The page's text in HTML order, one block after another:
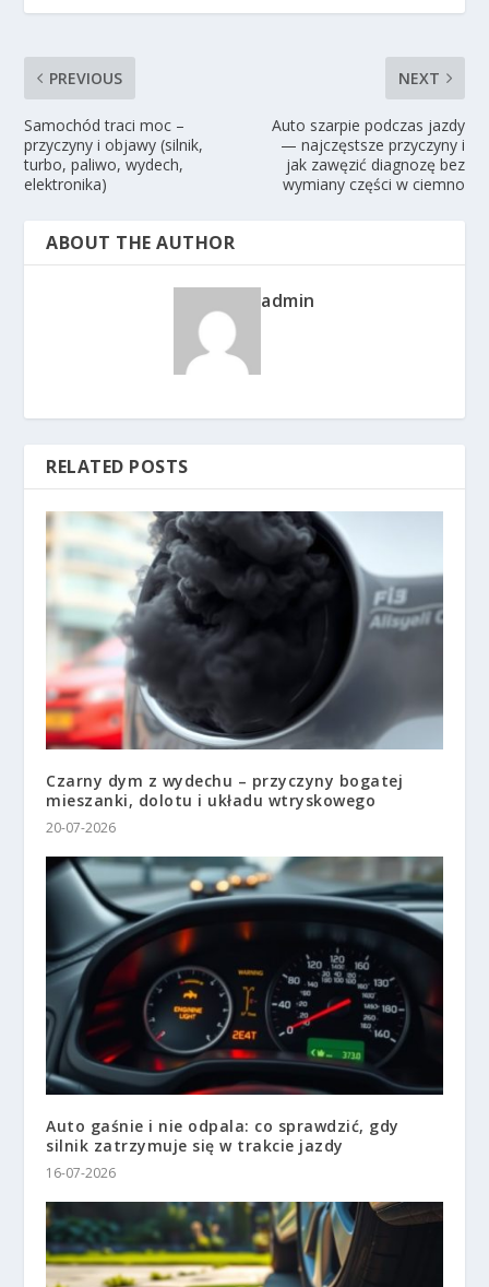
PREVIOUS
Samochód traci moc –
przyczyny i objawy (silnik,
turbo, paliwo, wydech,
elektronika)
NEXT
Auto szarpie podczas jazdy
— najczęstsze przyczyny i
jak zawęzić diagnozę bez
wymiany części w ciemno
ABOUT THE AUTHOR
admin
RELATED POSTS
Czarny dym z wydechu – przyczyny bogatej
mieszanki, dolotu i układu wtryskowego
20-07-2026
Auto gaśnie i nie odpala: co sprawdzić, gdy
silnik zatrzymuje się w trakcie jazdy
16-07-2026